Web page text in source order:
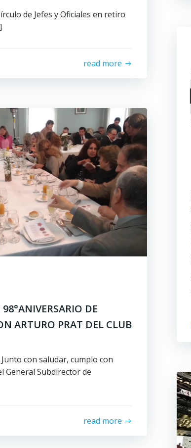
de Jefes y Oficiales en retiro
read more
DE
ARTURO PRAT DEL CLUB
con saludar, cumplo con
General Subdirector de
read more